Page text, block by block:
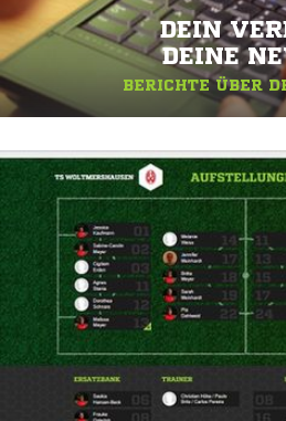
DEIN
DEINE
BERICHTE ÜBER